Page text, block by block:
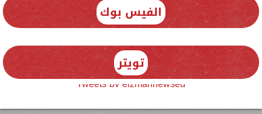
الفيس بوك
تويتر
Tweets by elzmannewseg